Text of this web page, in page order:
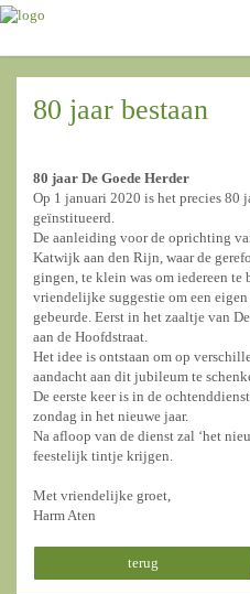
80 jaar bestaan
80 jaar De Goede Herder
Op 1 januari 2020 is het precies 80
geïnstitueerd.
De aanleiding voor de oprichting
Katwijk aan den Rijn, waar de
gingen, te klein was om iedereen te
vriendelijke suggestie om een
gebeurde. Eerst in het zaaltje van
aan de Hoofdstraat.
Het idee is ontstaan om op
aandacht aan dit jubileum te
De eerste keer is in de
zondag in het nieuwe jaar.
Na afloop van de dienst zal ‘het
feestelijk tintje krijgen.
Met vriendelijke groet,
Harm Aten
terug